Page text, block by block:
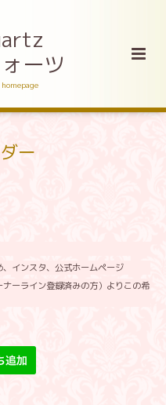
ーツ
ー
インスタ、公式ホームページ
ーライン登録済みの方）よりこの希